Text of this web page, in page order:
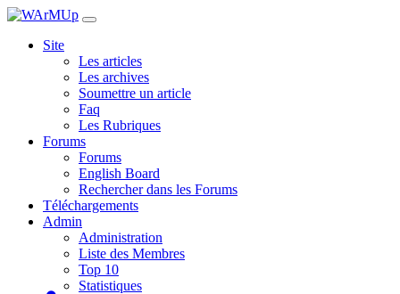
Site
Les articles
Les archives
Soumettre un article
Faq
Les Rubriques
Forums
Forums
English Board
Rechercher dans les Forums
Téléchargements
Admin
Administration
Liste des Membres
Top 10
Statistiques